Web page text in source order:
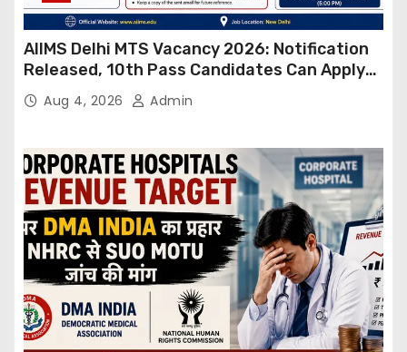
AIIMS Delhi MTS Vacancy 2026: Notification
Released, 10th Pass Candidates Can Apply
Through Email
Aug 4, 2026 Admin